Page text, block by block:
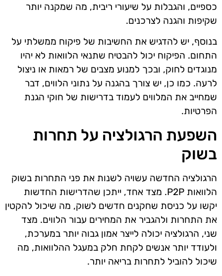
כספיים, והגבלות על שיעורי ריבית, מה שמקנה יותר
שקיפות והגנה לצרכנים.
בנוסף, יש להדגיש את החשיבות של פיקוח ממשלתי על
התחום. הפיקוח יכול להבטיח שתנאי הלוואות לא יהיו
מנוגדים לחוק, ובכך למנוע מצבים של רמאות או ניצול
לרעה. כמו כן, יש צורך בהגנה על נתוני הלווים, דבר
שמחייב את המלווים לעמוד בדרישות של חוקי הגנת
הפרטיות.
השפעת הרגולציה על תחרות
בשוק
הרגולציה החדשה עשויה לשנות את פני התחרות בשוק
הלוואות P2P. מצד אחד, ייתכן שהדרישות החדשות
יקשו על כניסת שחקנים חדשים לשוק, מה שיכול להקטין
את התחרות ולהגביר את המחירים עבור הלווים. מצד
שני, הרגולציה יכולה לייצר אמון גבוה יותר במערכת,
ולעודד יותר אנשים לקחת חלק במעגל ההלוואות, מה
שיכול להוביל לתחרות בריאה יותר.